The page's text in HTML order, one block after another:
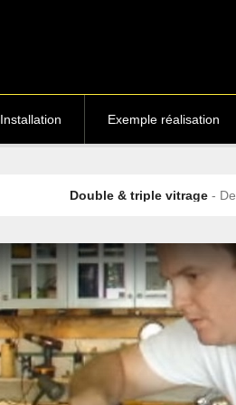
Installation Exemple réalisation
Double & triple vitrage- Devis gratuit